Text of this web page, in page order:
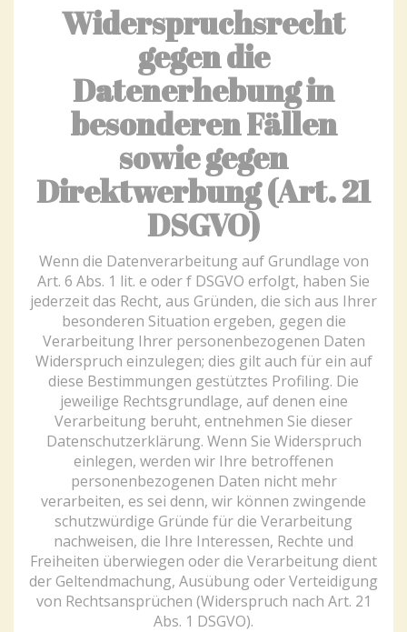
Widerspruchsrecht
gegen die
Datenerhebung in
besonderen Fällen
sowie gegen
Direktwerbung (Art. 21
DSGVO)
Wenn die Datenverarbeitung auf Grundlage von
Art. 6 Abs. 1 lit. e oder f DSGVO erfolgt, haben Sie
jederzeit das Recht, aus Gründen, die sich aus Ihrer
besonderen Situation ergeben, gegen die
Verarbeitung Ihrer personenbezogenen Daten
Widerspruch einzulegen; dies gilt auch für ein auf
diese Bestimmungen gestütztes Profiling. Die
jeweilige Rechtsgrundlage, auf denen eine
Verarbeitung beruht, entnehmen Sie dieser
Datenschutzerklärung. Wenn Sie Widerspruch
einlegen, werden wir Ihre betroffenen
personenbezogenen Daten nicht mehr
verarbeiten, es sei denn, wir können zwingende
schutzwürdige Gründe für die Verarbeitung
nachweisen, die Ihre Interessen, Rechte und
Freiheiten überwiegen oder die Verarbeitung dient
der Geltendmachung, Ausübung oder Verteidigung
von Rechtsansprüchen (Widerspruch nach Art. 21
Abs. 1 DSGVO).